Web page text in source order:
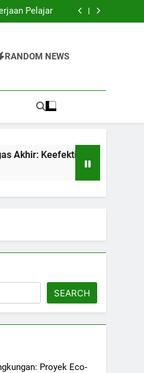
Pelajar
Pelatihan
Pelajar
Pelatihan
RANDOM NEWS
Pelatihan Akademik
SEARCH
Proyek Eco-